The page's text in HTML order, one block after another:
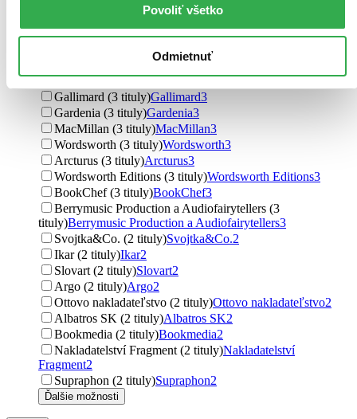
Povoliť všetko
Odmietnuť
SUN4
Farshore (4 tituly)Farshore4
Ottovo nakladatelství (3 tituly)
Ottovo nakladatelství
Egmont Books (3 tituly)Egmont Books
Triton (3 tituly)Triton3
Gallimard (3 tituly)Gallimard3
Gardenia (3 tituly)Gardenia3
MacMillan (3 tituly)MacMillan3
Wordsworth (3 tituly)Wordsworth3
Arcturus (3 tituly)Arcturus3
Wordsworth Editions (3 tituly)Wordsworth Editions3
BookChef (3 tituly)BookChef3
Berrymusic Production a Audiofairytellers (3
tituly)Berrymusic Production a Audiofairytellers3
Svojtka&Co. (2 tituly)Svojtka&Co.2
Ikar (2 tituly)Ikar2
Slovart (2 tituly)Slovart2
Argo (2 tituly)Argo2
Ottovo nakladateľstvo (2 tituly)Ottovo nakladateľstvo2
Albatros SK (2 tituly)Albatros SK2
Bookmedia (2 tituly)Bookmedia2
Nakladatelství Fragment (2 tituly)Nakladatelství
Fragment2
Supraphon (2 tituly)Supraphon2
Ďalšie možnosti